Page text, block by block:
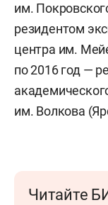
им.
резидентом
центра им.
по 2016 год —
им. Волкова
Читайте